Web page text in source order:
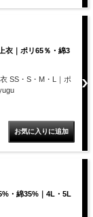
衣｜ポリ65％・綿3
SS・S・M・L｜ポ
・綿35%｜4L・5L